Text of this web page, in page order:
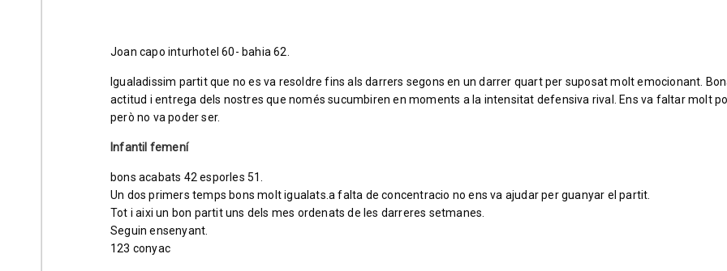
Joan capo inturhotel 60- bahia 62.
Igualadissim partit que no es va resoldre fins als darrers segons en un darrer quart per suposat molt emocionant.
actitud i entrega dels nostres que només sucumbiren en moments a la intensitat defensiva rival. Ens va faltar molt
però no va poder ser.
Infantil femení
bons acabats 42 esporles 51.
Un dos primers temps bons molt igualats.a falta de concentracio no ens va ajudar per guanyar el partit.
Tot i aixi un bon partit uns dels mes ordenats de les darreres setmanes.
Seguin ensenyant.
123 conyac